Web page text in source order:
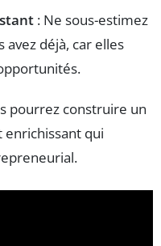
: Ne sous-estimez
avez déjà, car elles
pourrez construire un
enrichissant qui